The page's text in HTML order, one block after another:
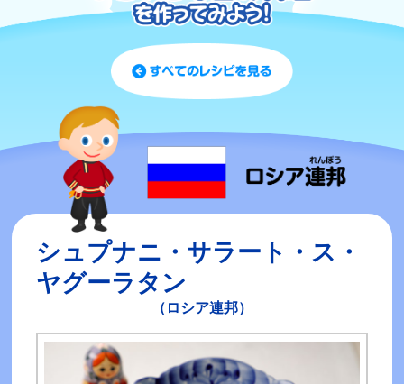
シュプナニ・サラート・ス・
ヤグーラタン
（ロシア連邦）